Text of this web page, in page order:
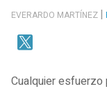
EVERARDO MARTÍNEZ
Cualquier